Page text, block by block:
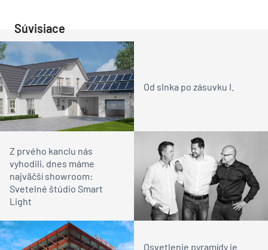
Súvisiace
Od slnka po zásuvku I.
Z prvého kanclu nás
vyhodili, dnes máme
najväčší showroom:
Svetelné štúdio Smart
Light
Osvetlenie pyramídy je